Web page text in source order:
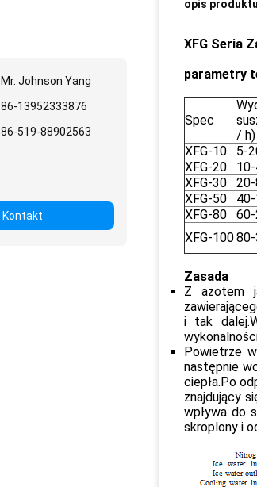
Mr. Johnson Yang
86-13952333876
86-519-88902563
Kontakt
opis produktu
XFG Seria
parametry
Spec
/ h)
XFG-10
5-
XFG-20
XFG-30
XFG-50
XFG-80
XFG-100
Zasada
Z azotem
i tak
Powietrze
następnie
ciepła.Po
znajdujący
wpływa do
skroplony i